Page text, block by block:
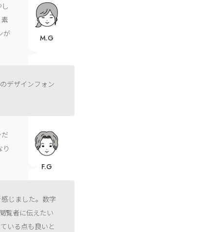
が
M.G
デザインフォン
F.G
じました。数字
覧者に伝えたい
いる点も良いと